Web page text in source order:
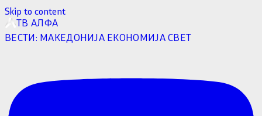
Skip to content
ТВ АЛФА
ВЕСТИ: МАКЕДОНИЈА ЕКОНОМИЈАСВЕТ